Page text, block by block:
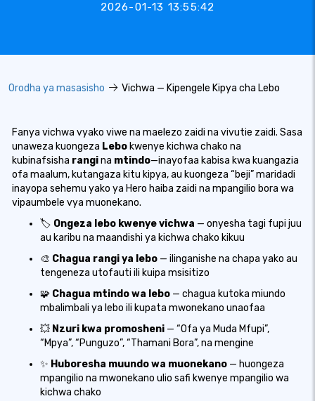
2026-01-13 13:55:42
Orodha ya masasisho Vichwa — Kipengele Kipya cha Lebo
Fanya vichwa vyako viwe na maelezo zaidi na vivutie zaidi. Sasa
unaweza kuongeza Lebo kwenye kichwa chako na
kubinafsisha rangina mtindo—inayofaa kabisa kwa kuangazia
ofa maalum, kutangaza kitu kipya, au kuongeza “beji” maridadi
inayopa sehemu yako ya Hero haiba zaidi na mpangilio bora wa
vipaumbele vya muonekano.
🏷️ Ongeza lebo kwenye vichwa — onyesha tagi fupi juu
au karibu na maandishi ya kichwa chako kikuu
🎨 Chagua rangi ya lebo — ilinganishe na chapa yako au
tengeneza utofauti ili kuipa msisitizo
🧩 Chagua mtindo wa lebo — chagua kutoka miundo
mbalimbali ya lebo ili kupata mwonekano unaofaa
💥 Nzuri kwa promosheni — “Ofa ya Muda Mfupi”,
“Mpya”, “Punguzo”, “Thamani Bora”, na mengine
✨ Huboresha muundo wa muonekano — huongeza
mpangilio na mwonekano ulio safi kwenye mpangilio wa
kichwa chako